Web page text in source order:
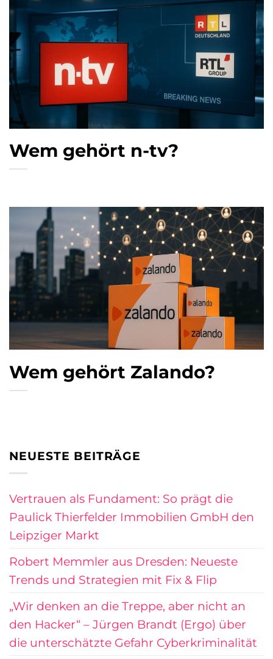
Wem gehört n-tv?
Wem gehört Zalando?
NEUESTE BEITRÄGE
Vertrauen als Fundament: So prägt die
Paulick Thierfelder Immobilien GmbH den
Leipziger Markt
Robert Memmler aus Dresden: Neueste
Trends und Strategien mit Fix & Flip
„Wir denken an die Treppe, aber nicht an
den Hacker“ – Jürgen Brandt (Ergo) über
die unterschätzte Gefahr Cyberkriminalität